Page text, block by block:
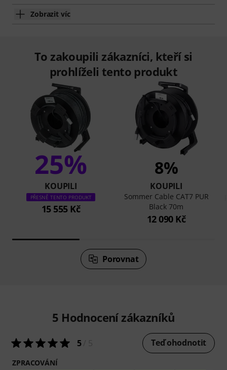
Zobrazit víc
To zakoupili zákazníci, kteří si
prohlíželi tento produkt
25%
KOUPILI
PŘESNĚ TENTO PRODUKT
15 555 Kč
8%
KOUPILI
Sommer Cable CAT7 PUR
Black 70m
12 090 Kč
Porovnat
5 Hodnocení zákazníků
5/ 5 Teď ohodnotit
ZPRACOVÁNÍ